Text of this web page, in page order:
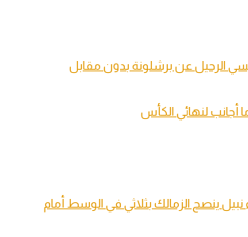
ميسي الرحيل عن برشلونة بدون مقابل
أجانب لنهائي الكأس
ينصح الزمالك بثلاثي في الوسط أمام